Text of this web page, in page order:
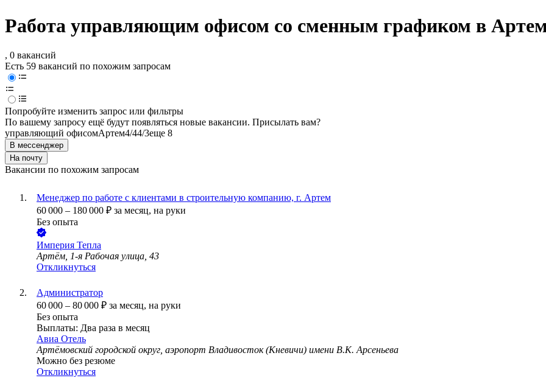
Работа управляющим офисом со сменным графиком в
, 0 вакансий
Есть 59 вакансий по похожим запросам
Попробуйте изменить запрос или фильтры
По вашему запросу ещё будут появляться новые вакансии. Присылать вам?
управляющий офисомАртем4/44/3еще 8
В мессенджер
На почту
Вакансии по похожим запросам
Менеджер по работе с клиентами в строительную компанию, г. Артем
60 000 – 180 000 ₽ за месяц, на руки
Без опыта
Империя Тепла
Артём, 1-я Рабочая улица, 43
Откликнуться
Администратор
60 000 – 80 000 ₽ за месяц, на руки
Без опыта
Выплаты: Два раза в месяц
Авиа Отель
Артёмовский городской округ, аэропорт Владивосток (Кневичи) имени В.К. Арсеньева
Можно без резюме
Откликнуться